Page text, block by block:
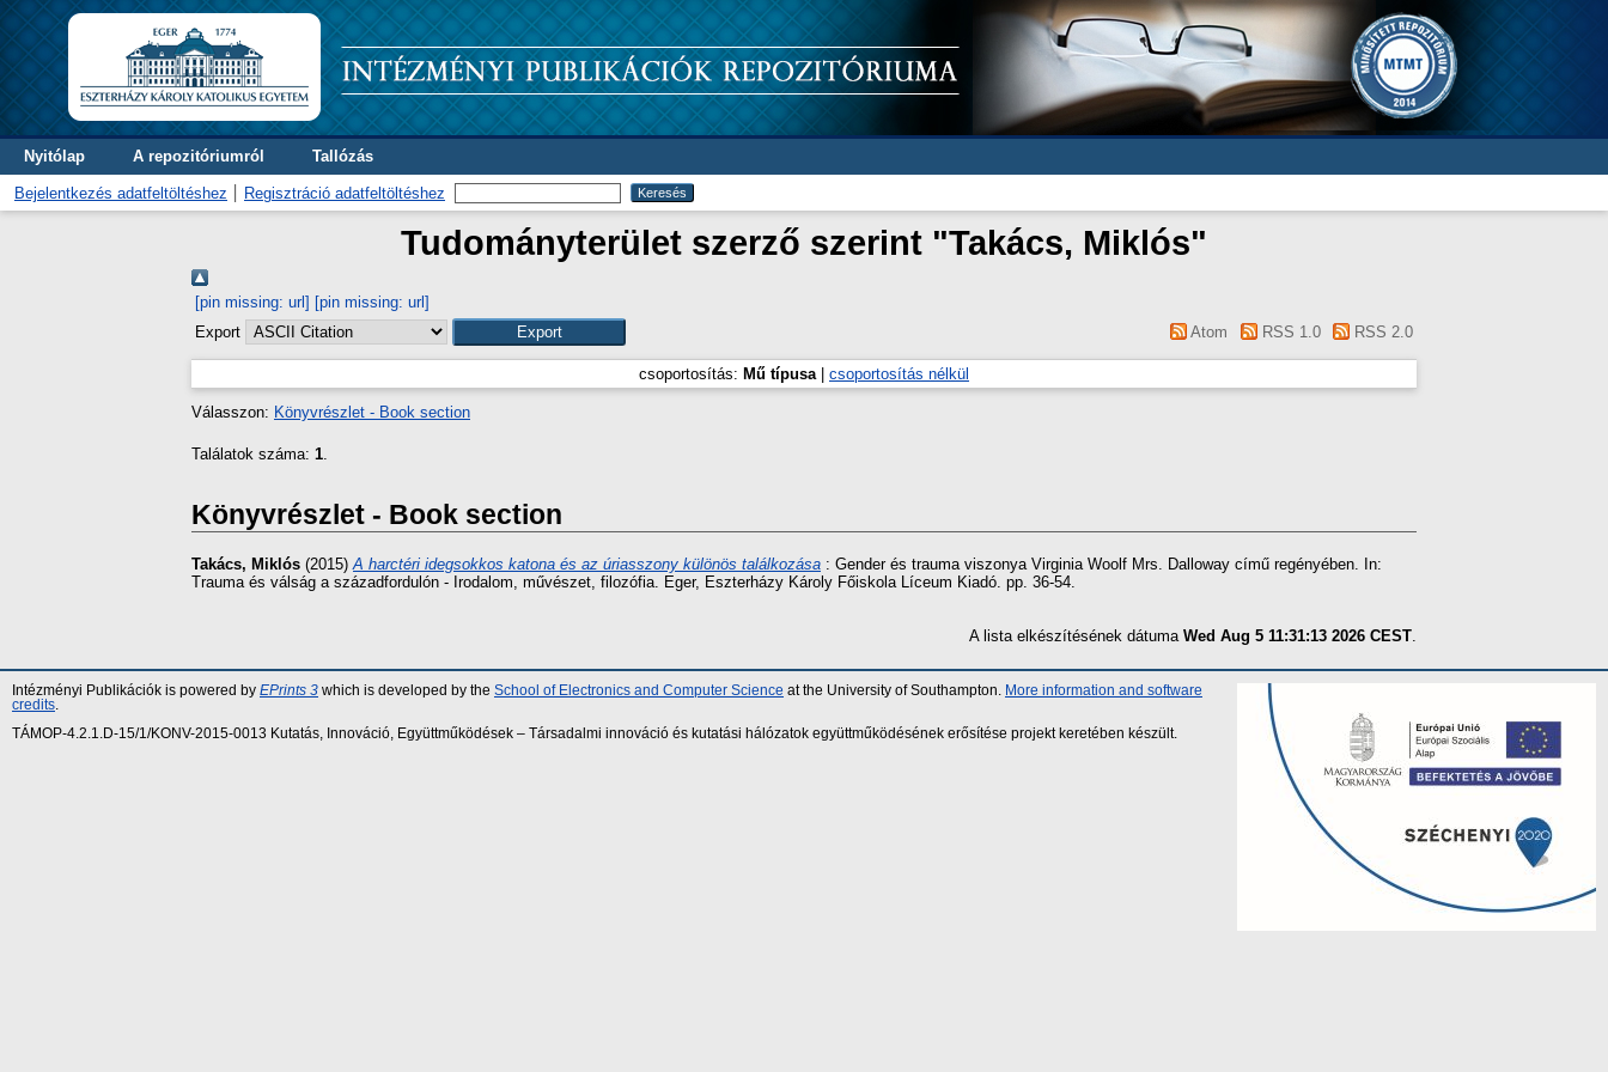
Nyitólap A repozitóriumról Tallózás
Bejelentkezés adatfeltöltéshez Regisztráció adatfeltöltéshez
Tudományterület szerző szerint "Takács, Miklós"
[pin missing: url] [pin missing: url]
Export
Atom RSS 1.0 RSS 2.0
csoportosítás: Mű típusa| csoportosítás nélkül
Válasszon: Könyvrészlet - Book section
Találatok száma: 1.
Könyvrészlet - Book section
Takács, Miklós (2015)A harctéri idegsokkos katona és az úriasszony különös találkozása : Gender és trauma viszonya Virginia Woolf Mrs. Dalloway című regényében. In:
Trauma és válság a századfordulón - Irodalom, művészet, filozófia. Eger, Eszterházy Károly Főiskola Líceum Kiadó. pp. 36-54.
A lista elkészítésének dátuma Wed Aug 5 11:31:13 2026 CEST.
Intézményi Publikációk is powered by EPrints 3 which is developed by the School of Electronics and Computer Science at the University of Southampton.
More information and software
credits
TÁMOP-4.2.1.D-15/1/KONV-2015-0013 Kutatás, Innováció, Együttműködések – Társadalmi innováció és kutatási hálózatok együttműködésének erősítése projekt keretében készült.